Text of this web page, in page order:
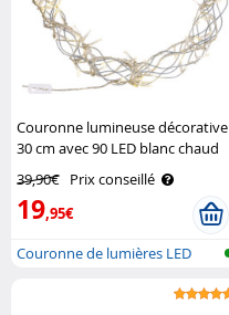
Couronne lumineuse décorative
30 cm avec 90 LED blanc chaud
39,90€ Prix conseillé
19,95€
Couronne de lumières LED